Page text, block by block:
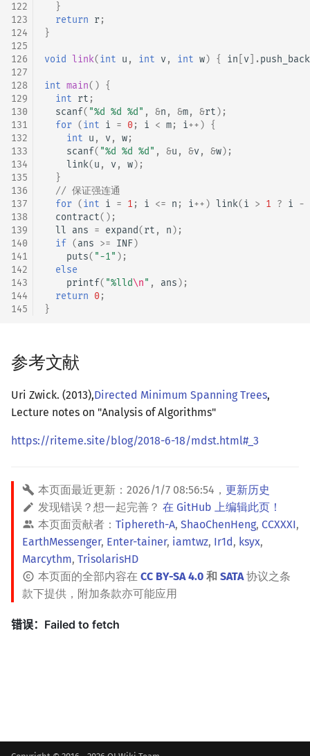
122
123
124
125
126
127
128
129
130
131
132
133
134
135
136
137
138
139
140
141
142
143
144
145
}
return r;
}
void link(int u , int v, int w) { in v ].push_back
int main() {
int rt ;
scanf( "%d %d %d" , &n , &m, &rt);
for (int i = 0; i < m; i++) {
int u , v, w;
scanf( "%d %d %d" , &u , &v, &w);
link(u , v, w);
}
// 保证强连通
for (int i = 1 ; i <= n ; i++) link(i > 1 ? i -
contract();
ll ans = expand(rt , n);
if (ans >= INF)
puts( "-1" );
else
printf( "%lld\n" , ans);
return 0;
}
参考文献
Uri Zwick. (2013),Directed Minimum Spanning Trees,
Lecture notes on "Analysis of Algorithms"
https://riteme.site/blog/2018-6-18/mdst.html#_3
本页面最近更新： 2026/1/7 08:56:54 ， 更新历史
发现错误？想一起完善？ 在 GitHub 上编辑此页！
本页面贡献者： Tiphereth-A, ShaoChenHeng, CCXXXI,
EarthMessenger, Enter-tainer, iamtwz, Ir1d, ksyx,
Marcythm, TrisolarisHD
本页面的全部内容在 CC BY-SA 4.0 和 SATA协议之条
款下提供，附加条款亦可能应用